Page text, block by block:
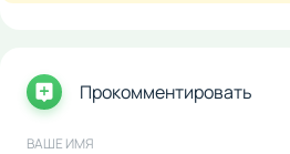
Прокомментировать
ВАШЕ ИМЯ